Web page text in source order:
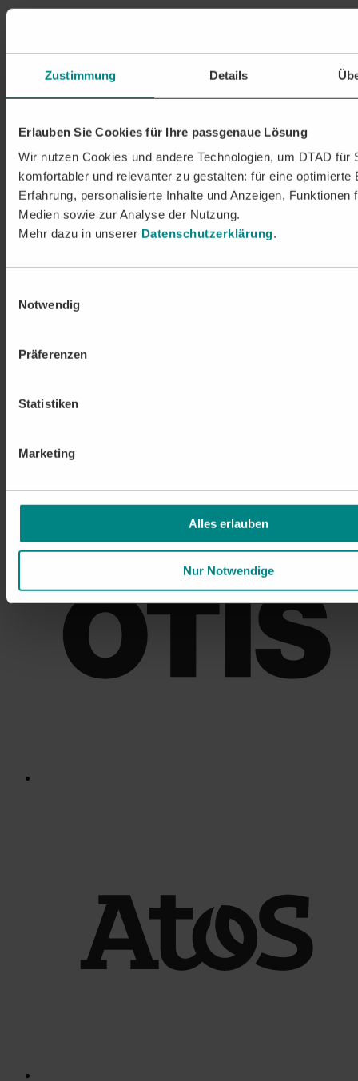
Zustimmung Details
Erlauben Sie Cookies für Ihre passgenaue Lösung
Wir nutzen Cookies und andere Technologien, um DTAD für
komfortabler und relevanter zu gestalten: für eine optimierte
Erfahrung, personalisierte Inhalte und Anzeigen, Funktionen
Medien sowie zur Analyse der Nutzung.
Mehr dazu in unserer Datenschutzerklärung.
Notwendig
Präferenzen
Statistiken
Marketing
Alles erlauben
Nur Notwendige